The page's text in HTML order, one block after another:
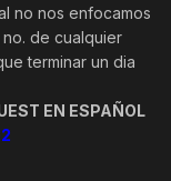
no nos enfocamos
de cualquier
terminar un dia
EN ESPAÑOL